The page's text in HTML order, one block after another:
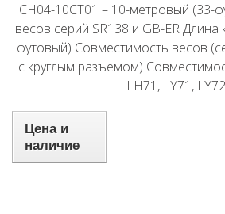
CH04-10CT01 – 10-метровый (33-
весов серий SR138 и GB-ER
футовый) Совместимость весов
с круглым разъемом)
LH71, LY71,
Цена и
наличие